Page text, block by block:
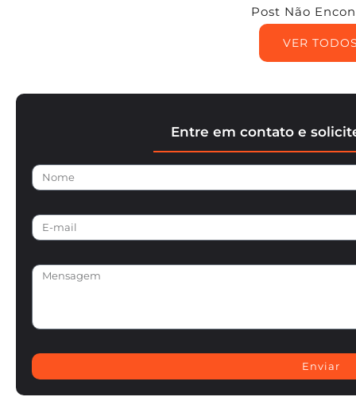
Entre em contato e
Enviar
Post Não
VER